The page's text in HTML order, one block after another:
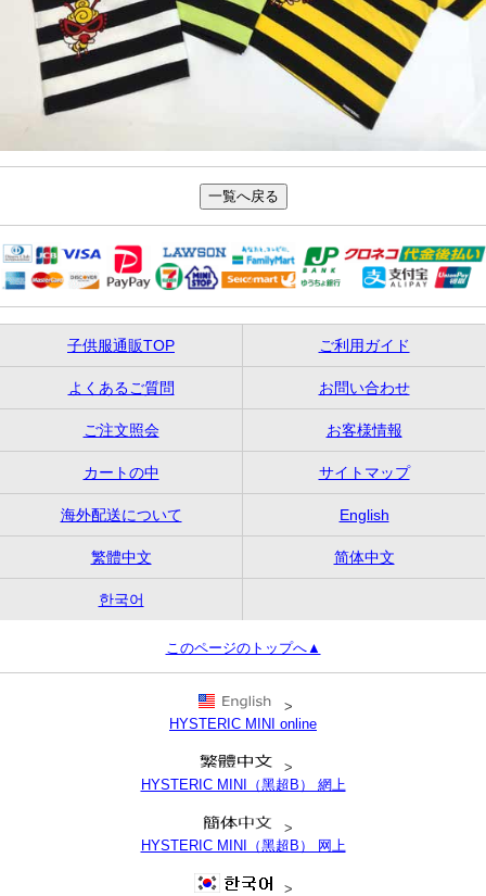
子供服通販TOP ご利用ガイド
よくあるご質問 お問い合わせ
ご注文照会 お客様情報
カートの中 サイトマップ
海外配送について English
繁體中文 简体中文
한국어
このページのトップへ▲
>
HYSTERIC MINI online
>
HYSTERIC MINI（黑超B） 網上
>
HYSTERIC MINI（黑超B） 网上
>